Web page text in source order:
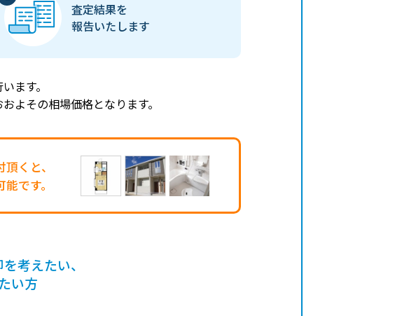
ます。
よその相場価格となります。
査定結果を
報告いたします
くと、
です。
考えたい、
い方